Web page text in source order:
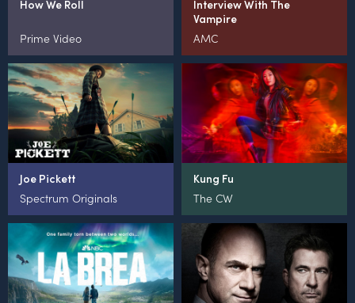
How We Roll
Prime Video
Interview With The
Vampire
AMC
Joe Pickett
Spectrum Originals
Kung Fu
The CW